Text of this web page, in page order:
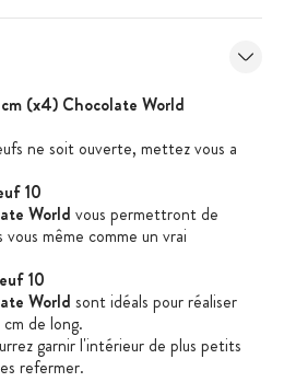
(x4) Chocolate World
ne soit ouverte, mettez vous a
10
World vous permettront de
même comme un vrai
10
World sont idéals pour réaliser
de long.
garnir l'intérieur de plus petits
refermer.